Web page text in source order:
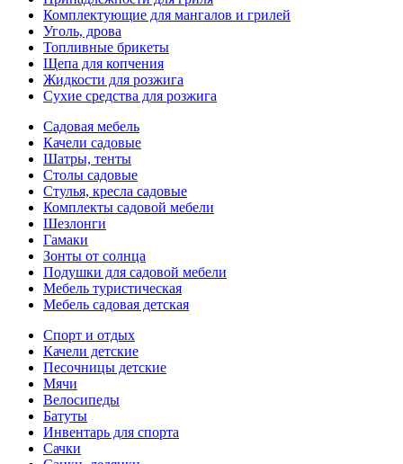
Комплектующие для мангалов и грилей
Уголь, дрова
Топливные брикеты
Щепа для копчения
Жидкости для розжига
Сухие средства для розжига
Садовая мебель
Качели садовые
Шатры, тенты
Столы садовые
Стулья, кресла садовые
Комплекты садовой мебели
Шезлонги
Гамаки
Зонты от солнца
Подушки для садовой мебели
Мебель туристическая
Мебель садовая детская
Спорт и отдых
Качели детские
Песочницы детские
Мячи
Велосипеды
Батуты
Инвентарь для спорта
Сачки